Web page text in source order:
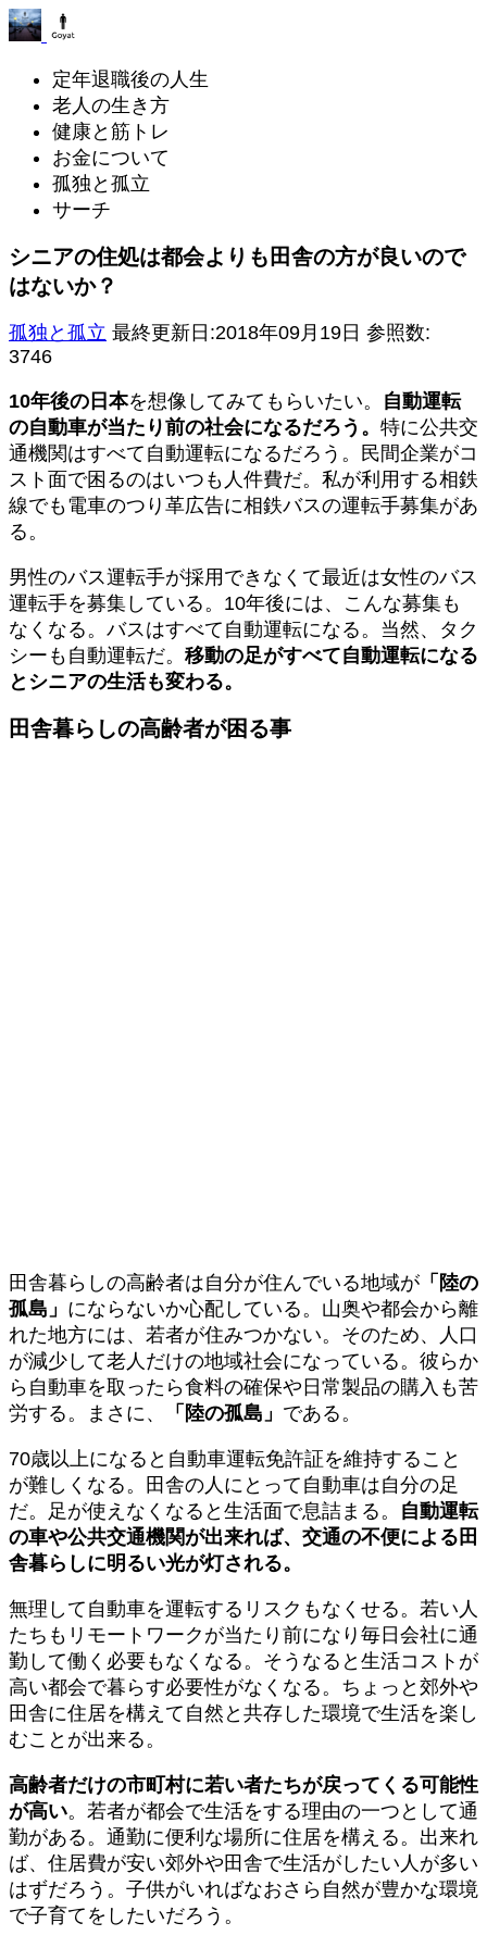
定年退職後の人生
老人の生き方
健康と筋トレ
お金について
孤独と孤立
サーチ
シニアの住処は都会よりも田舎の方が良いので
はないか？
孤独と孤立 最終更新日:2018年09月19日 参照数:
3746
10年後の日本を想像してみてもらいたい。 自動運転
の自動車が当たり前の社会になるだろう。 特に公共交
通機関はすべて自動運転になるだろう。民間企業がコ
スト面で困るのはいつも人件費だ。私が利用する相鉄
線でも電車のつり革広告に相鉄バスの運転手募集があ
る。
男性のバス運転手が採用できなくて最近は女性のバス
運転手を募集している。10年後には、こんな募集も
なくなる。バスはすべて自動運転になる。当然、タク
シーも自動運転だ。 移動の足がすべて自動運転になる
とシニアの生活も変わる。
田舎暮らしの高齢者が困る事
田舎暮らしの高齢者は自分が住んでいる地域が 「陸の
孤島」 にならないか心配している。山奥や都会から離
れた地方には、若者が住みつかない。そのため、人口
が減少して老人だけの地域社会になっている。彼らか
ら自動車を取ったら食料の確保や日常製品の購入も苦
労する。まさに、
「陸の孤島」 である。
70歳以上になると自動車運転免許証を維持すること
が難しくなる。田舎の人にとって自動車は自分の足
だ。足が使えなくなると生活面で息詰まる。 自動運転
の車や公共交通機関が出来れば、交通の不便による田
舎暮らしに明るい光が灯される。
無理して自動車を運転するリスクもなくせる。若い人
たちもリモートワークが当たり前になり毎日会社に通
勤して働く必要もなくなる。そうなると生活コストが
高い都会で暮らす必要性がなくなる。ちょっと郊外や
田舎に住居を構えて自然と共存した環境で生活を楽し
むことが出来る。
高齢者だけの市町村に若い者たちが戻ってくる可能性
が高い。若者が都会で生活をする理由の一つとして通
勤がある。通勤に便利な場所に住居を構える。出来れ
ば、住居費が安い郊外や田舎で生活がしたい人が多い
はずだろう。子供がいればなおさら自然が豊かな環境
で子育てをしたいだろう。